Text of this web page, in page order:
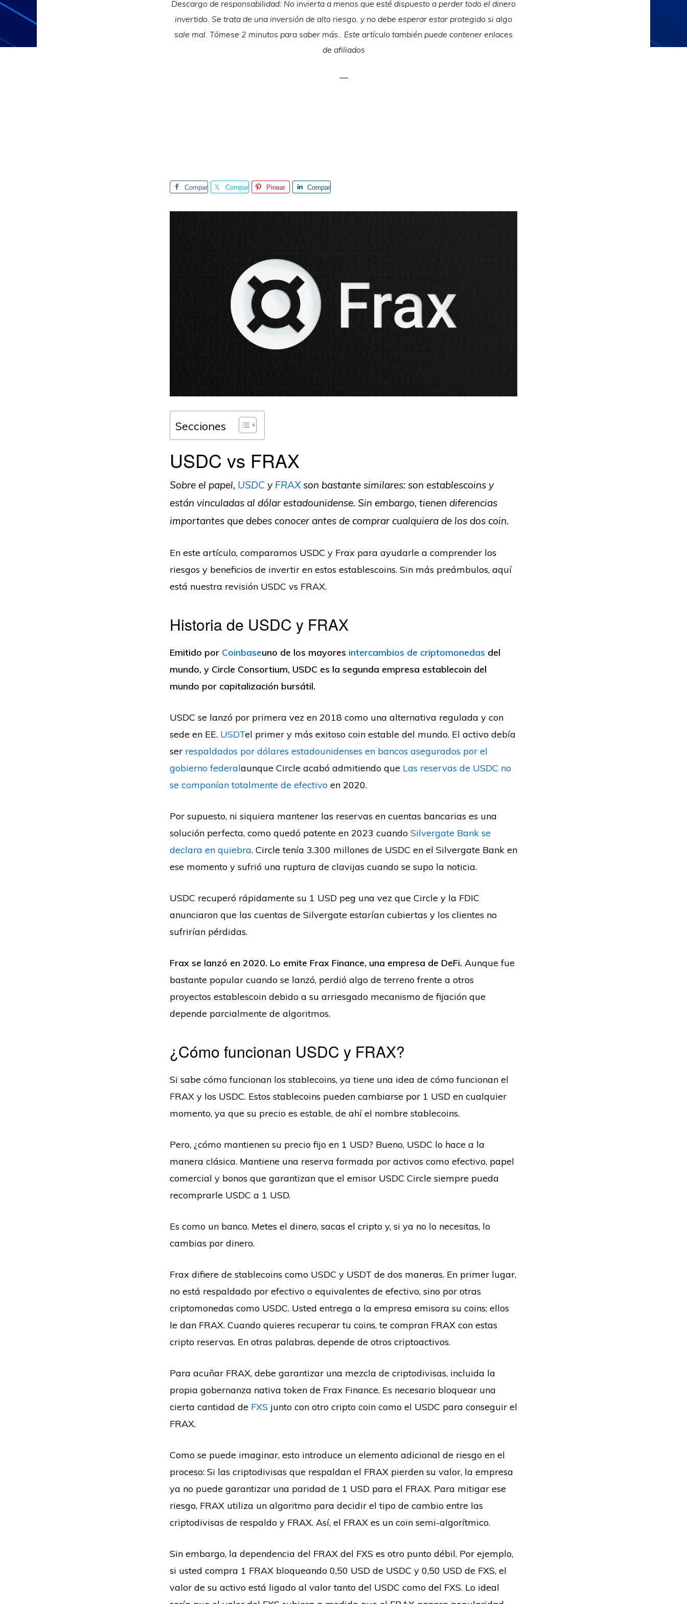
Descargo de responsabilidad: No invierta a menos que esté dispuesto a perder todo el dinero
invertido. Se trata de una inversión de alto riesgo, y no debe esperar estar protegido si algo
sale mal. Tómese 2 minutos para saber más.. Este artículo también puede contener enlaces
de afiliados
Compar
Compar
Pinear
Compar
Secciones
USDC vs FRAX
Sobre el papel, USDC y FRAXson bastante similares: son establescoins y
están vinculadas al dólar estadounidense. Sin embargo, tienen diferencias
importantes que debes conocer antes de comprar cualquiera de los dos coin.
En este artículo, comparamos USDC y Frax para ayudarle a comprender los
riesgos y beneficios de invertir en estos establescoins. Sin más preámbulos, aquí
está nuestra revisión USDC vs FRAX.
Historia de USDC y FRAX
Emitido por Coinbaseuno de los mayores intercambios de criptomonedas del
mundo, y Circle Consortium, USDC es la segunda empresa establecoin del
mundo por capitalización bursátil.
USDC se lanzó por primera vez en 2018 como una alternativa regulada y con
sede en EE. USDTel primer y más exitoso coin estable del mundo. El activo debía
ser respaldados por dólares estadounidenses en bancos asegurados por el
gobierno federalaunque Circle acabó admitiendo que Las reservas de USDC no
se componían totalmente de efectivo en 2020.
Por supuesto, ni siquiera mantener las reservas en cuentas bancarias es una
solución perfecta, como quedó patente en 2023 cuando Silvergate Bank se
declara en quiebra. Circle tenía 3.300 millones de USDC en el Silvergate Bank en
ese momento y sufrió una ruptura de clavijas cuando se supo la noticia.
USDC recuperó rápidamente su 1 USD peg una vez que Circle y la FDIC
anunciaron que las cuentas de Silvergate estarían cubiertas y los clientes no
sufrirían pérdidas.
Frax se lanzó en 2020. Lo emite Frax Finance, una empresa de DeFi. Aunque fue
bastante popular cuando se lanzó, perdió algo de terreno frente a otros
proyectos establescoin debido a su arriesgado mecanismo de fijación que
depende parcialmente de algoritmos.
¿Cómo funcionan USDC y FRAX?
Si sabe cómo funcionan los stablecoins, ya tiene una idea de cómo funcionan el
FRAX y los USDC. Estos stablecoins pueden cambiarse por 1 USD en cualquier
momento, ya que su precio es estable, de ahí el nombre stablecoins.
Pero, ¿cómo mantienen su precio fijo en 1 USD? Bueno, USDC lo hace a la
manera clásica. Mantiene una reserva formada por activos como efectivo, papel
comercial y bonos que garantizan que el emisor USDC Circle siempre pueda
recomprarle USDC a 1 USD.
Es como un banco. Metes el dinero, sacas el cripto y, si ya no lo necesitas, lo
cambias por dinero.
Frax difiere de stablecoins como USDC y USDT de dos maneras. En primer lugar,
no está respaldado por efectivo o equivalentes de efectivo, sino por otras
criptomonedas como USDC. Usted entrega a la empresa emisora su coins; ellos
le dan FRAX. Cuando quieres recuperar tu coins, te compran FRAX con estas
cripto reservas. En otras palabras, depende de otros criptoactivos.
Para acuñar FRAX, debe garantizar una mezcla de criptodivisas, incluida la
propia gobernanza nativa token de Frax Finance. Es necesario bloquear una
cierta cantidad de FXS junto con otro cripto coin como el USDC para conseguir el
FRAX.
Como se puede imaginar, esto introduce un elemento adicional de riesgo en el
proceso: Si las criptodivisas que respaldan el FRAX pierden su valor, la empresa
ya no puede garantizar una paridad de 1 USD para el FRAX. Para mitigar ese
riesgo, FRAX utiliza un algoritmo para decidir el tipo de cambio entre las
criptodivisas de respaldo y FRAX. Así, el FRAX es un coin semi-algorítmico.
Sin embargo, la dependencia del FRAX del FXS es otro punto débil. Por ejemplo,
si usted compra 1 FRAX bloqueando 0,50 USD de USDC y 0,50 USD de FXS, el
valor de su activo está ligado al valor tanto del USDC como del FXS. Lo ideal